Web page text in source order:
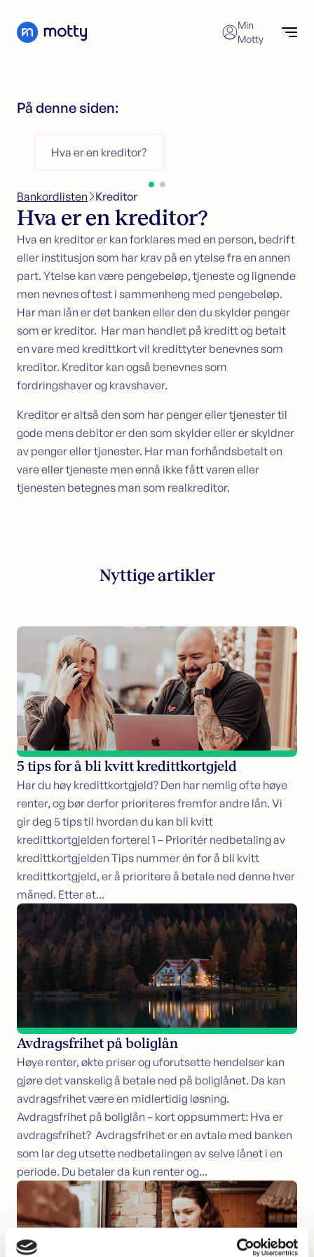
Min
Motty
Refinansiering
Kundeservice
Søk forbrukslån
Forbrukslånskalkulator
Refinansiering
Refinansiering uten sikkerhet
Refinansiering med sikkerhet
Økonomisk hjelp
Kredittkort
Søk kredittkort
Kredittkortkalkulator
Sikkerhet i bolig
Søk lån med sikkerhet i bolig
Samle dyre lån i boligen
Omstartslån
Kundeservice
Kontakt oss
Guider
Artikler
Bankordlisten
Bankordlisten>Kreditor
Hva er en kreditor?
Hva en kreditor er kan forklares med en person, bedrift
eller institusjon som har krav på en ytelse fra en annen
part. Ytelse kan være pengebeløp, tjeneste og lignende
men nevnes oftest i sammenheng med pengebeløp.
Har man lån er det banken eller den du skylder penger
som er kreditor. Har man handlet på kreditt og betalt
en vare med kredittkort vil kredittyter benevnes som
kreditor. Kreditor kan også benevnes som
fordringshaver og kravshaver.
Kreditor er altså den som har penger eller tjenester til
gode mens debitor er den som skylder eller er skyldner
av penger eller tjenester. Har man forhåndsbetalt en
vare eller tjeneste men ennå ikke fått varen eller
tjenesten betegnes man som realkreditor.
På denne siden:
Hva er en kreditor?
Nyttige artikler
5 tips for å bli kvitt kredittkortgjeld
Har du høy kredittkortgjeld? Den har nemlig ofte høye
renter, og bør derfor prioriteres fremfor andre lån. Vi
gir deg 5 tips til hvordan du kan bli kvitt
kredittkortgjelden fortere! 1 – Prioritér nedbetaling av
kredittkortgjelden Tips nummer én for å bli kvitt
kredittkortgjeld, er å prioritere å betale ned denne hver
måned. Etter at...
Avdragsfrihet på boliglån
Høye renter, økte priser og uforutsette hendelser kan
gjøre det vanskelig å betale ned på boliglånet. Da kan
avdragsfrihet være en midlertidig løsning.
Avdragsfrihet på boliglån – kort oppsummert: Hva er
avdragsfrihet? Avdragsfrihet er en avtale med banken
som lar deg utsette nedbetalingen av selve lånet i en
periode. Du betaler da kun renter og...